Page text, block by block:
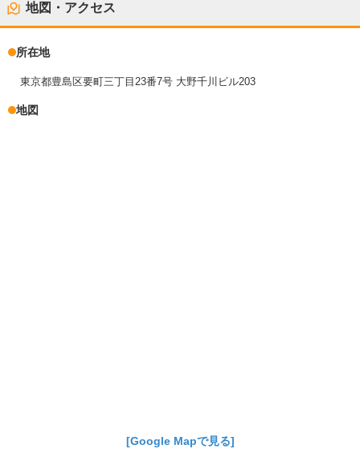
地図・アクセス
所在地
東京都豊島区要町三丁目23番7号 大野千川ビル203
地図
[Google Mapで見る]